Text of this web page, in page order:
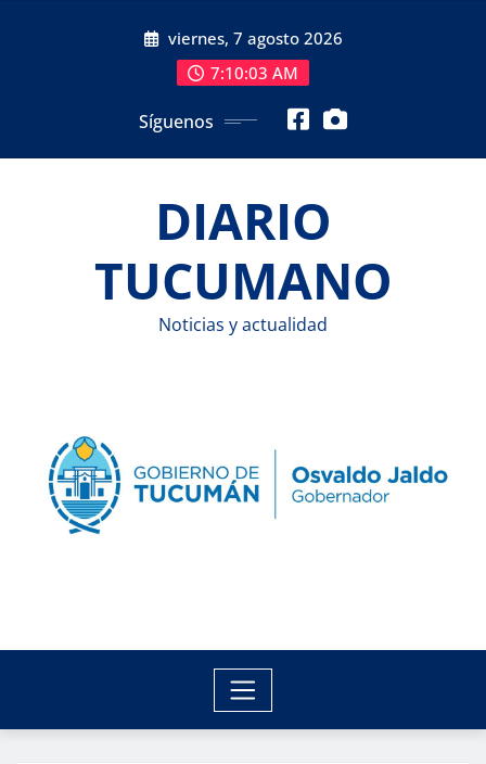
viernes, 7 agosto 2026
7:10:04 AM
Síguenos
DIARIO
TUCUMANO
Noticias y actualidad